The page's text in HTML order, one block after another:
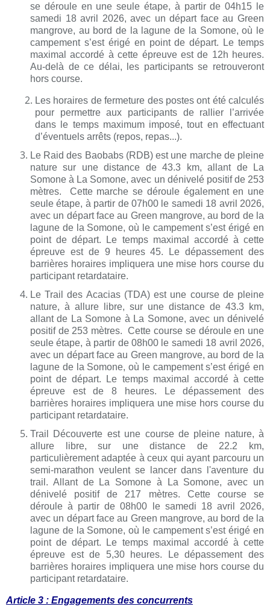
se déroule en une seule étape, à partir de 04h15 le
samedi 18 avril 2026, avec un départ face au Green
mangrove, au bord de la lagune de la Somone, où le
campement s’est érigé en point de départ. Le temps
maximal accordé à cette épreuve est de 12h heures.
Au-delà de ce délai, les participants se retrouveront
hors course.
Les horaires de fermeture des postes ont été calculés
pour permettre aux participants de rallier l’arrivée
dans le temps maximum imposé, tout en effectuant
d’éventuels arrêts (repos, repas...).
Le Raid des Baobabs (RDB) est une marche de pleine
nature sur une distance de 43.3 km, allant de La
Somone à La Somone, avec un dénivelé positif de 253
mètres. Cette marche se déroule également en une
seule étape, à partir de 07h00 le samedi 18 avril 2026,
avec un départ face au Green mangrove, au bord de la
lagune de la Somone, où le campement s’est érigé en
point de départ. Le temps maximal accordé à cette
épreuve est de 9 heures 45. Le dépassement des
barrières horaires impliquera une mise hors course du
participant retardataire.
Le Trail des Acacias (TDA) est une course de pleine
nature, à allure libre, sur une distance de 43.3 km,
allant de La Somone à La Somone, avec un dénivelé
positif de 253 mètres. Cette course se déroule en une
seule étape, à partir de 08h00 le samedi 18 avril 2026,
avec un départ face au Green mangrove, au bord de la
lagune de la Somone, où le campement s’est érigé en
point de départ. Le temps maximal accordé à cette
épreuve est de 8 heures. Le dépassement des
barrières horaires impliquera une mise hors course du
participant retardataire.
Trail Découverte est une course de pleine nature, à
allure libre, sur une distance de 22.2 km,
particulièrement adaptée à ceux qui ayant parcouru un
semi-marathon veulent se lancer dans l'aventure du
trail. Allant de La Somone à La Somone, avec un
dénivelé positif de 217 mètres. Cette course se
déroule à partir de 08h00 le samedi 18 avril 2026,
avec un départ face au Green mangrove, au bord de la
lagune de la Somone, où le campement s’est érigé en
point de départ. Le temps maximal accordé à cette
épreuve est de 5,30 heures. Le dépassement des
barrières horaires impliquera une mise hors course du
participant retardataire.
Article 3 : Engagements des concurrents